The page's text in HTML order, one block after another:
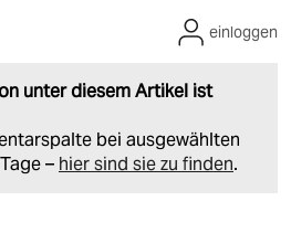
unter diesem Artikel ist
bei ausgewählten
– hier sind sie zu finden.
einloggen